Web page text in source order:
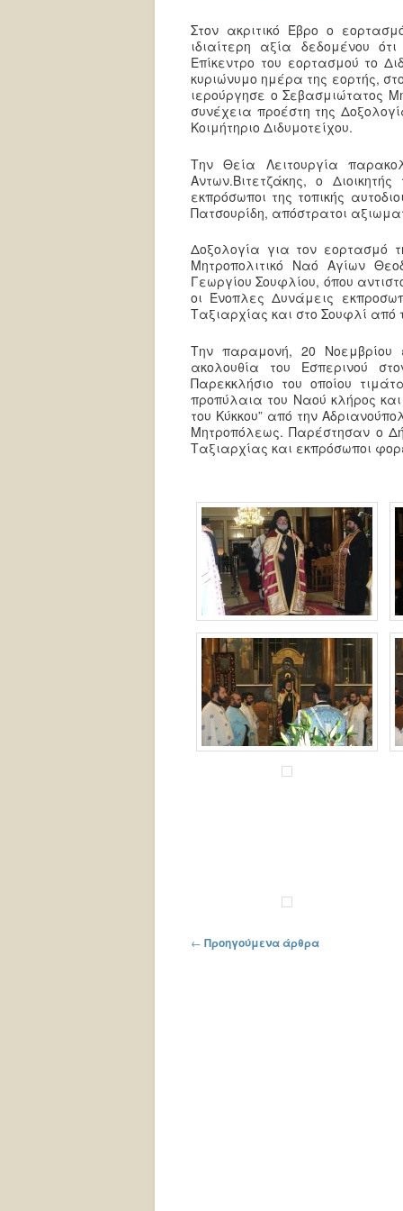
Στον ακριτικό Έβρο ο
ιδιαίτερη αξία δεδομένου
Επίκεντρο του εορτασμού το
κυριώνυμο ημέρα της εορτής,
ιερούργησε ο Σεβασμιώτατος
συνέχεια προέστη της
Κοιμήτηριο Διδυμοτείχου.
Την Θεία Λειτουργία
Αντων.Βιτετζάκης, ο
εκπρόσωποι της τοπικής
Πατσουρίδη, απόστρατοι
Δοξολογία για τον εορτασμό
Μητροπολιτικό Ναό Αγίων
Γεωργίου Σουφλίου, όπου
οι Ένοπλες Δυνάμεις
Ταξιαρχίας και στο Σουφλί από
Την παραμονή, 20
ακολουθία του Εσπερινού
Παρεκκλήσιο του οποίου
προπύλαια του Ναού κλήρος
του Κύκκου” από την
Μητροπόλεως. Παρέστησαν ο
Ταξιαρχίας και εκπρόσωποι
Πλοήγηση στα άρθρα
← Προηγούμενα άρθρα